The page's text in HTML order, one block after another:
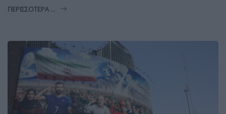
ΠΕΡΙΣΣΌΤΕΡΑ ...